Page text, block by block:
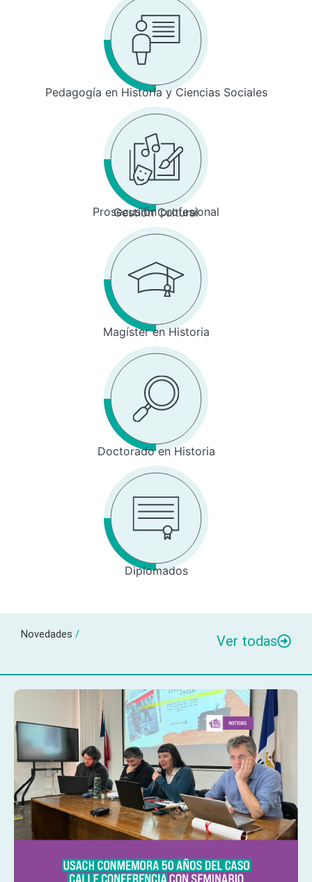
Pedagogía en Historia y Ciencias Sociales
Prosecusión profesional
Gestión Cultural
Magíster en Historia
Doctorado en Historia
Diplomados
Novedades / Ver todas